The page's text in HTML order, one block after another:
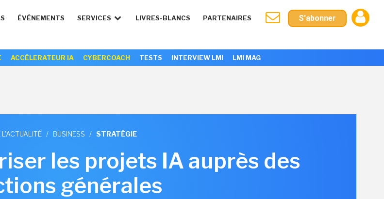
ÉVÉNEMENTS SERVICES LIVRES-BLANCS PARTENAIRES S'abonner
ACCÉLERATEUR IA CYBERCOACH TESTS INTERVIEW LMI LMI MAG
L'ACTUALITÉ / BUSINESS / STRATÉGIE
les projets IA auprès des
générales